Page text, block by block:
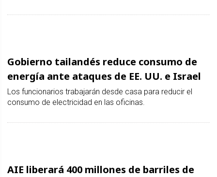
Gobierno tailandés reduce consumo de
energía ante ataques de EE. UU. e Israel
Los funcionarios trabajarán desde casa para reducir el
consumo de electricidad en las oficinas.
AIE liberará 400 millones de barriles de